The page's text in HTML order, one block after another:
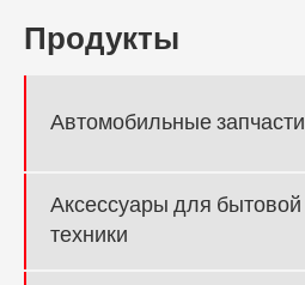
Продукты
Автомобильные запчасти
Аксессуары для бытовой
техники